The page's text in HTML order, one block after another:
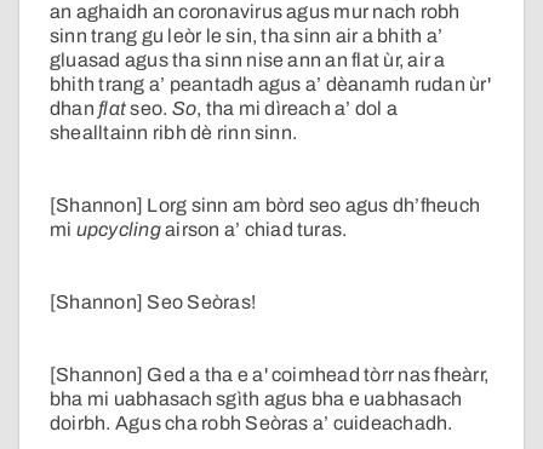
an aghaidh an coronavirus agus mur nach robh
sinn trang gu leòr le sin, tha sinn air a bhith a’
gluasad agus tha sinn nise ann an flat ùr, air a
bhith trang a’ peantadh agus a’ dèanamh rudan ùr'
dhan flatseo. So, tha mi dìreach a’ dol a
shealltainn ribh dè rinn sinn.
[Shannon] Lorg sinn am bòrd seo agus dh’fheuch
mi upcyclingairson a’ chiad turas.
[Shannon] Seo Seòras!
[Shannon] Ged a tha e a' coimhead tòrr nas fheàrr,
bha mi uabhasach sgìth agus bha e uabhasach
doirbh. Agus cha robh Seòras a’ cuideachadh.